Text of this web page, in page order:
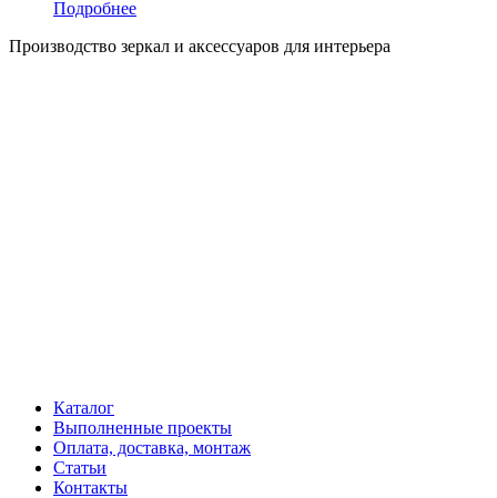
Подробнее
Производство зеркал и аксессуаров для интерьера
Каталог
Выполненные проекты
Оплата, доставка, монтаж
Статьи
Контакты